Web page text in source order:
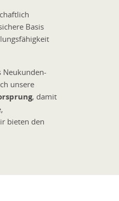
Basis
Neukunden-
unsere
, damit
bieten den